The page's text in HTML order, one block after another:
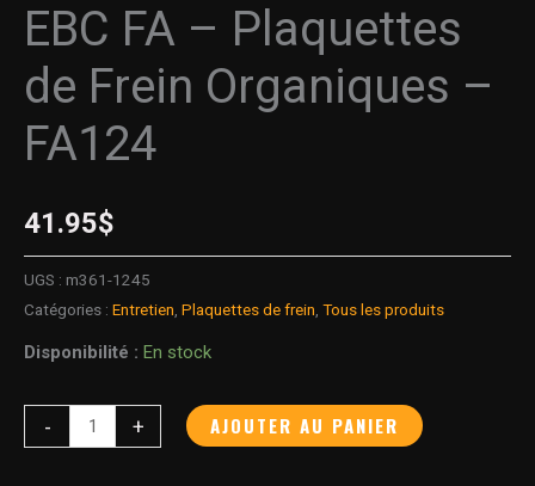
EBC FA – Plaquettes
de Frein Organiques –
FA124
41.95$
UGS : m361-1245
Catégories : Entretien Plaquettes de frein Tous les produits
Disponibilité : En stock
- + AJOUTER AU PANIER